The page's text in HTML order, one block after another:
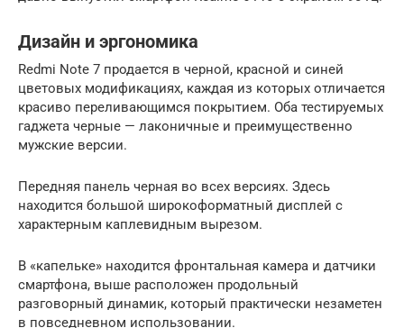
Дизайн и эргономика
Redmi Note 7 продается в черной, красной и синей
цветовых модификациях, каждая из которых отличается
красиво переливающимся покрытием. Оба тестируемых
гаджета черные — лаконичные и преимущественно
мужские версии.
Передняя панель черная во всех версиях. Здесь
находится большой широкоформатный дисплей с
характерным каплевидным вырезом.
В «капельке» находится фронтальная камера и датчики
смартфона, выше расположен продольный
разговорный динамик, который практически незаметен
в повседневном использовании.